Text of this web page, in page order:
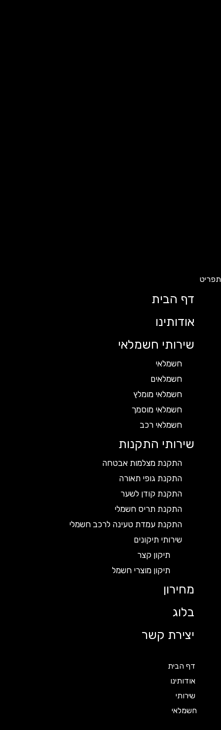
דף הבית
אודותינו
שירותי חשמלאי
חשמלאי
חשמלאים
חשמלאי מומלץ
חשמלאי מוסמך
חשמלאי רכב
שירותי התקנות
התקנת מצלמות אבטחה
התקנת גופי תאורה
התקנת קודן לשער
התקנת תריס חשמלי
התקנת עמדת טעינה לרכב חשמלי
שירותי תיקונים
תיקון קצר
תיקון מוצרי חשמל
מחירון
בלוג
יצירת קשר
דף הבית
אודותינו
שירותי
חשמלאי